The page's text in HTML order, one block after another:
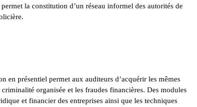
la constitution d’un réseau informel des autorités de
en présentiel permet aux auditeurs d’acquérir les mêmes
organisée et les fraudes financières. Des modules
et financier des entreprises ainsi que les techniques